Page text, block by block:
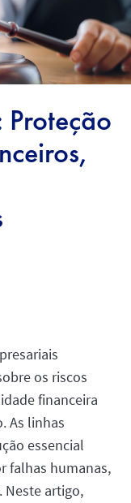
Proteção
os riscos
financeira
As linhas
essencial
falhas humanas,
Neste artigo,